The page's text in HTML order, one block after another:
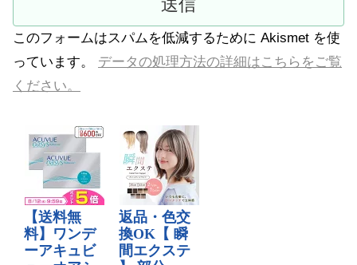
このフォームはスパムを低減するために Akismet を使
っています。 データの処理方法の詳細はこちらをご覧
ください。